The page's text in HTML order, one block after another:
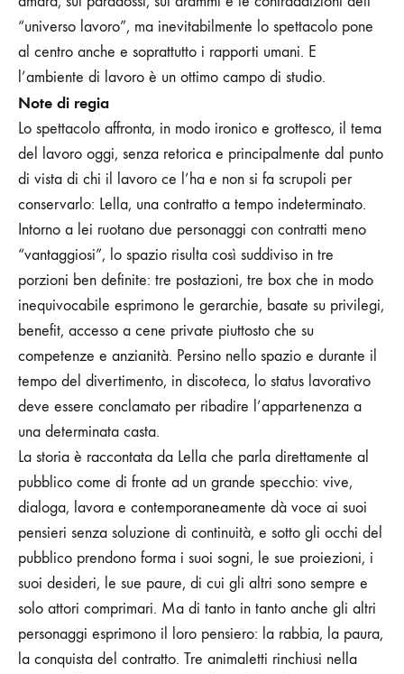
“universo lavoro”, ma inevitabilmente lo spettacolo pone
al centro anche e soprattutto i rapporti umani. E
l’ambiente di lavoro è un ottimo campo di studio.
Note di regia
Lo spettacolo affronta, in modo ironico e grottesco, il tema
del lavoro oggi, senza retorica e principalmente dal punto
di vista di chi il lavoro ce l’ha e non si fa scrupoli per
conservarlo: Lella, una contratto a tempo indeterminato.
Intorno a lei ruotano due personaggi con contratti meno
“vantaggiosi”, lo spazio risulta così suddiviso in tre
porzioni ben definite: tre postazioni, tre box che in modo
inequivocabile esprimono le gerarchie, basate su privilegi,
benefit, accesso a cene private piuttosto che su
competenze e anzianità. Persino nello spazio e durante il
tempo del divertimento, in discoteca, lo status lavorativo
deve essere conclamato per ribadire l’appartenenza a
una determinata casta.
La storia è raccontata da Lella che parla direttamente al
pubblico come di fronte ad un grande specchio: vive,
dialoga, lavora e contemporaneamente dà voce ai suoi
pensieri senza soluzione di continuità, e sotto gli occhi del
pubblico prendono forma i suoi sogni, le sue proiezioni, i
suoi desideri, le sue paure, di cui gli altri sono sempre e
solo attori comprimari. Ma di tanto in tanto anche gli altri
personaggi esprimono il loro pensiero: la rabbia, la paura,
la conquista del contratto. Tre animaletti rinchiusi nella